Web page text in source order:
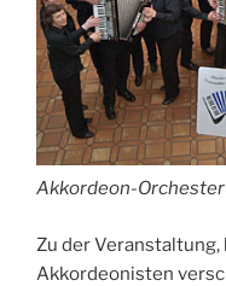
Akkordeon-
Zu der
Akkordeonisten